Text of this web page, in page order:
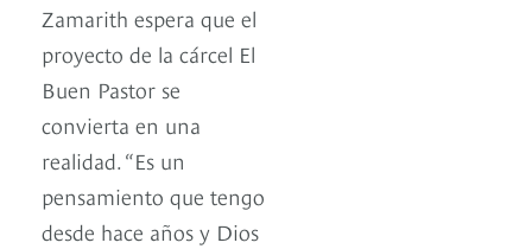
Zamarith espera que el
proyecto de la cárcel El
Buen Pastor se
convierta en una
realidad. “Es un
pensamiento que tengo
desde hace años y Dios